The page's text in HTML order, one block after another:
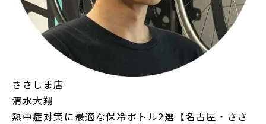
ささしま店
清水大翔
熱中症対策に最適な保冷ボトル2選【名古屋・ささ